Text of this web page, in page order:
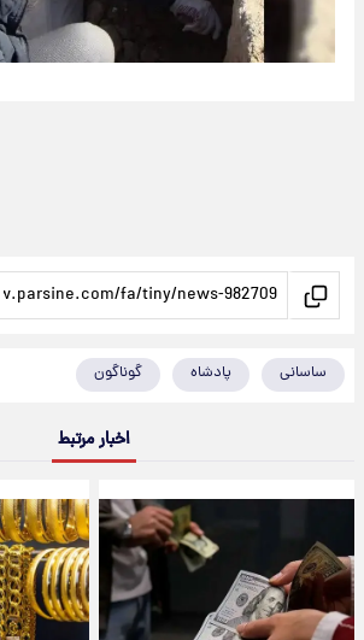
ساسانی پادشاه گوناگون
اخبار مرتبط